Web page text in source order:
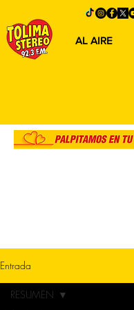
AL AIRE
Entrada
RESUMEN